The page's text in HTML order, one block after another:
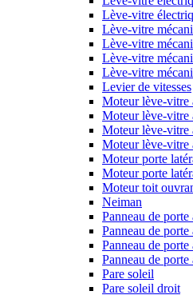
Lève-vitre
Lève-vitre
Lève-vitre
Lève-vitre
Lève-vitre
Levier de vitesses
Moteur lève-vitre
Moteur lève-vitre
Moteur lève-vitre
Moteur lève-vitre
Moteur porte
Moteur porte
Moteur toit
Neiman
Panneau de
Panneau de
Panneau de
Panneau de
Pare soleil
Pare soleil droit